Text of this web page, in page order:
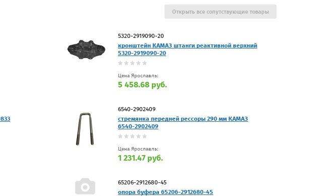
5320-2919090-20
кронштейн КАМАЗ штанги реактивной верхний
5320-2919090-20
Цена Ярославль:
5 458.68 руб.
6540-2902409
стремянка передней рессоры 290 мм КАМАЗ
6540-2902409
Цена Ярославль:
1 231.47 руб.
65206-2912680-45
опора буфера 65206-2912680-45
Открыть все сопутствующие товары